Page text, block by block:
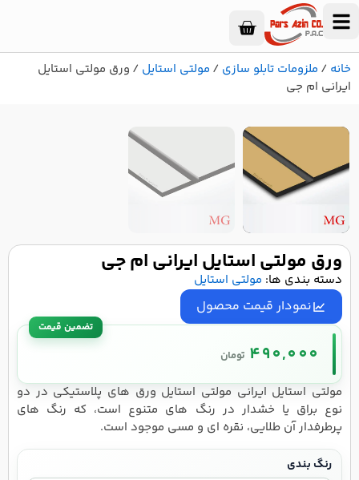
خانه / ملزومات تابلو سازی / مولتی استایل / ورق مولتی استایل
ایرانی ام جی
/۲
ورق مولتی استایل ایرانی ام جی
دسته بندی ها: مولتی استایل
نمودار قیمت محصول
490,000 تومان
مولتی استایل ایرانی مولتی استایل ورق های پلاستیکی در دو
نوع براق یا خشدار در رنگ های متنوع است، که رنگ های
پرطرفدار آن طلایی، نقره ای و مسی موجود است.
رنگ بندی